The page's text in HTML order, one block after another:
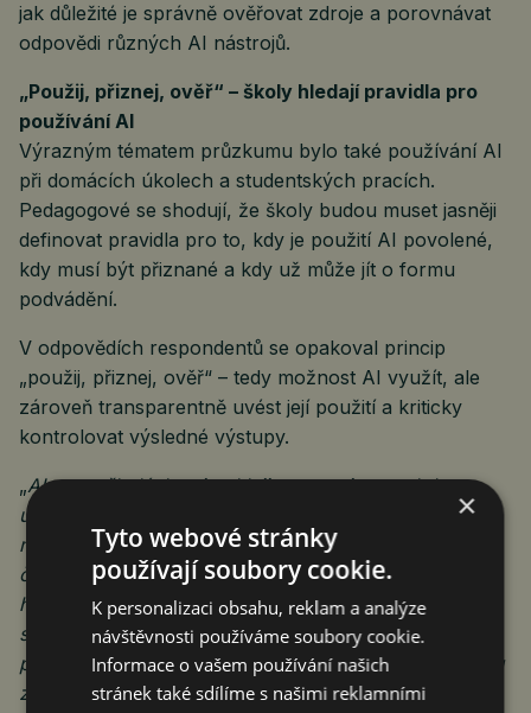
jak důležité je správně ověřovat zdroje a porovnávat
odpovědi různých AI nástrojů.
„Použij, přiznej, ověř“ – školy hledají pravidla pro
používání AI
Výrazným tématem průzkumu bylo také používání AI
při domácích úkolech a studentských pracích.
Pedagogové se shodují, že školy budou muset jasněji
definovat pravidla pro to, kdy je použití AI povolené,
kdy musí být přiznané a kdy už může jít o formu
podvádění.
V odpovědích respondentů se opakoval princip
„použij, přiznej, ověř“ – tedy možnost AI využít, ale
zároveň transparentně uvést její použití a kriticky
kontrolovat výsledné výstupy.
„AI se ve školách nejrychleji prosazuje tam, kde
učitelům okamžitě šetří čas – při přípravě hodin,
materiálů, testů nebo prezentací. Zároveň ji ale stále
častěji používají i žáci, a právě tam se naplno ukazuje
hlavní výzva: naučit se s AI pracovat bezpečně,
smysluplně a poctivě. Školy potřebují jasná pravidla,
praktické příklady a podporu, aby AI nebyla náhradou
za učení, ale nástrojem, který učení skutečně
×
Tyto webové stránky
používají soubory cookie.
K personalizaci obsahu, reklam a analýze
návštěvnosti používáme soubory cookie.
Informace o vašem používání našich
stránek také sdílíme s našimi reklamními